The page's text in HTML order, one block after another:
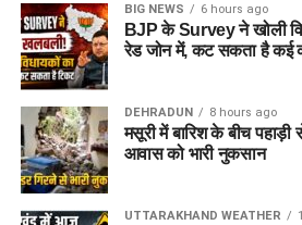
वाले लोगों को मौसम की ताजा जानकारी लेकर
गई है।
BIG NEWS 6 hours ago
BJP के Survey ने खोली
रेड जोन में, कट सकता है कई
DEHRADUN 8 hours ago
मसूरी में बारिश के बीच पहाड़ी
आवास को भारी नुकसान
UTTARAKHAND WEATHER